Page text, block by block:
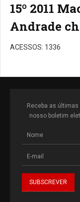
15º 2011
Andrade
ACESSOS: 1336
Receba as
nosso boletim